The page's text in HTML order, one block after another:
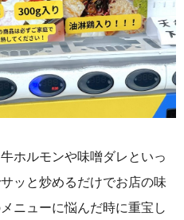
ホルモンや味噌ダレといっ
ッと炒めるだけでお店の味
ニューに悩んだ時に重宝し